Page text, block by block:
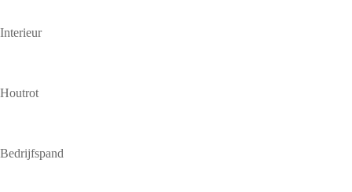
Interieur
Houtrot
Bedrijfspand